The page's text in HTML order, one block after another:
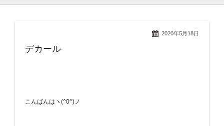
2020年5月18日
デカール
こんばんはヽ(^0^)ノ